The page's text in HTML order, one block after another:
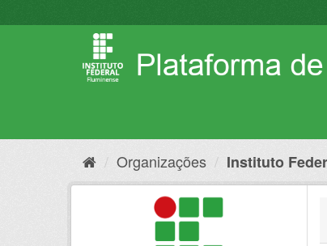
para
Organizações Instituto